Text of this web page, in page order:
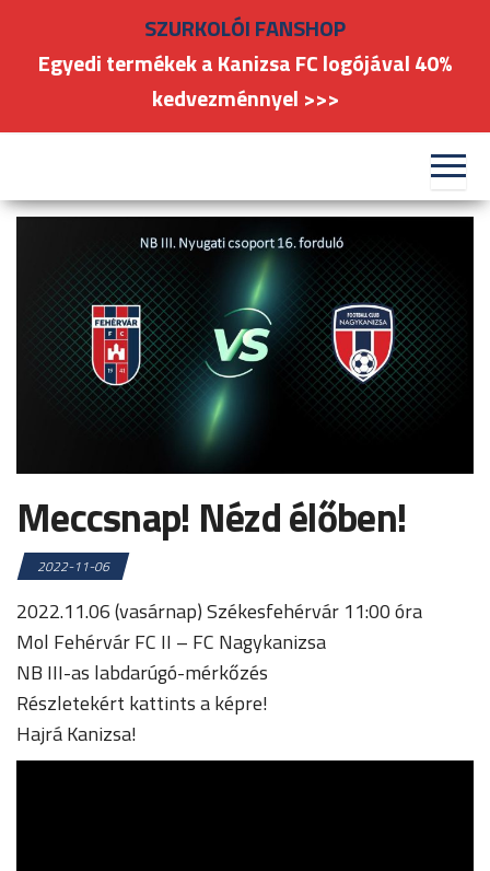
FC
#kanizsafoci
Meccsnap! Nézd élőben!
2022-11-06
2022.11.06 (vasárnap) Székesfehérvár 11:00 óra
Mol Fehérvár FC II – FC Nagykanizsa
NB III-as labdarúgó-mérkőzés
Részletekért kattints a képre!
Hajrá Kanizsa!
SZURKOLÓI FANSHOP
Egyedi termékek a Kanizsa FC logójával 40%
kedvezménnyel >>>